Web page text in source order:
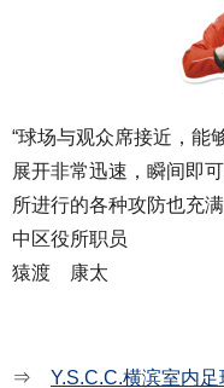
“球场与观众席接近，能
展开非常迅速，瞬间即
所进行的各种攻防也充
中区役所职员
猿渡 康太
⇒ Y.S.C.C.横滨室内足